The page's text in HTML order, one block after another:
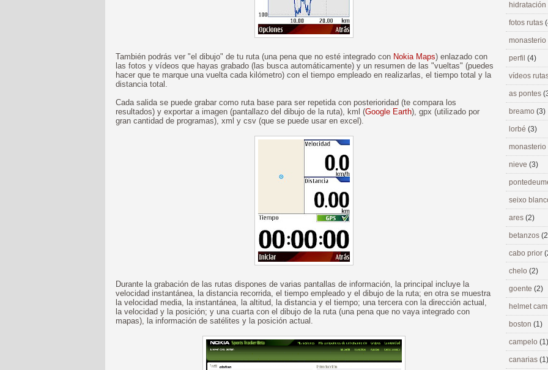
También podrás ver "el dibujo" de tu ruta (una pena que no esté integrado con Nokia Maps) enlazado con
las fotos y vídeos que hayas grabado (las busca automáticamente) y un resumen de las "vueltas" (puedes
hacer que te marque una vuelta cada kilómetro) con el tiempo empleado en realizarlas, el tiempo total y la
distancia total.
Cada salida se puede grabar como ruta base para ser repetida con posterioridad (te compara los
resultados) y exportar a imagen (pantallazo del dibujo de la ruta), kml (Google Earth), gpx (utilizado por
gran cantidad de programas), xml y csv (que se puede usar en excel).
Durante la grabación de las rutas dispones de varias pantallas de información, la principal incluye la
velocidad instantánea, la distancia recorrida, el tiempo empleado y el dibujo de la ruta; en otra se muestra
la velocidad media, la instantánea, la altitud, la distancia y el tiempo; una tercera con la dirección actual,
la velocidad y la posición; y una cuarta con el dibujo de la ruta (una pena que no vaya integrado con
mapas), la información de satélites y la posición actual.
hidratación
fotos rutas
perfil (4)
vídeos
as pontes
breamo (3)
lorbé (3)
nieve (3)
seixo
ares (2)
betanzos
cabo prior
chelo (2)
goente (2)
helmet
boston (1)
campelo (1)
canarias (1)